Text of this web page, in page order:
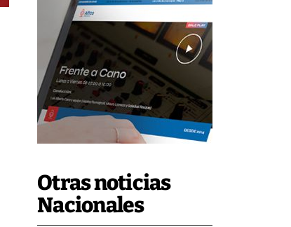
Otras noticias
Nacionales